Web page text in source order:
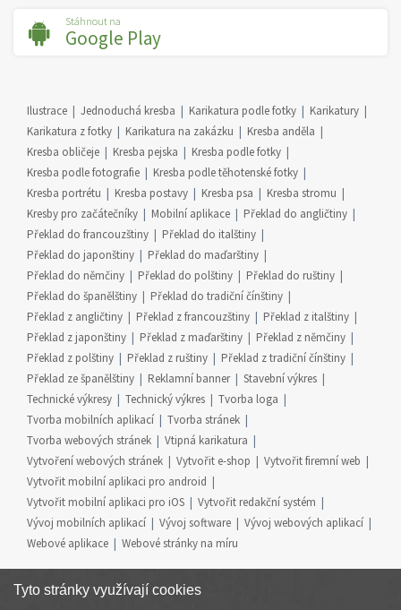
Stáhnout na
Google Play
Ilustrace Jednoduchá kresba Karikatura podle fotky
Karikatury
Karikatura z fotky
Karikatura na zakázku
Kresba anděla
Kresba obličeje
Kresba pejska
Kresba podle fotky
Kresba podle fotografie
Kresba podle těhotenské fotky
Kresba portrétu
Kresba postavy Kresba psa
Kresba stromu
Kresby pro začátečníky
Mobilní aplikace
Překlad do angličtiny
Překlad do francouzštiny
Překlad do italštiny
Překlad do japonštiny
Překlad do maďarštiny
Překlad do němčiny
Překlad do polštiny
Překlad do ruštiny
Překlad do španělštiny
Překlad do tradiční čínštiny
Překlad z angličtiny
Překlad z francouzštiny
Překlad z italštiny
Překlad z japonštiny
Překlad z maďarštiny
Překlad z němčiny
Překlad z polštiny
Překlad z ruštiny
Překlad z tradiční čínštiny
Překlad ze španělštiny
Reklamní banner
Stavební výkres
Technické výkresy
Technický výkres
Tvorba loga
Tvorba mobilních aplikací
Tvorba stránek
Tvorba webových stránek
Vtipná karikatura
Vytvoření webových stránek
Vytvořit e-shop
Vytvořit firemní web
Vytvořit mobilní aplikaci pro android
Vytvořit mobilní aplikaci pro iOS
Vytvořit redakční systém
Vývoj mobilních aplikací
Vývoj software
Vývoj webových aplikací
Webové aplikace
Webové stránky na míru
Tyto stránky využívají cookies